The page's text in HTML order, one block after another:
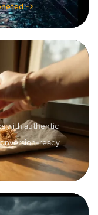
->
with authentic
ready